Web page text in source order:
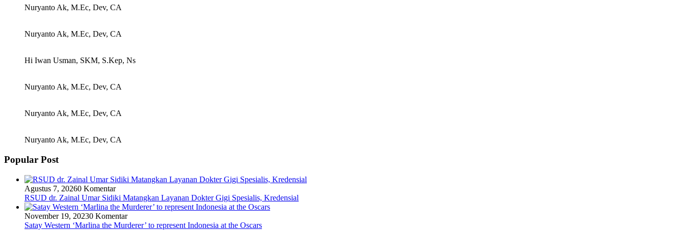
Nuryanto Ak, M.Ec, Dev, CA
Nuryanto Ak, M.Ec, Dev, CA
Hi Iwan Usman, SKM, S.Kep, Ns
Nuryanto Ak, M.Ec, Dev, CA
Nuryanto Ak, M.Ec, Dev, CA
Nuryanto Ak, M.Ec, Dev, CA
Popular Post
Agustus 7, 20260 Komentar
RSUD dr. Zainal Umar Sidiki Matangkan Layanan Dokter Gigi Spesialis, Kredensial
November 19, 20230 Komentar
Satay Western ‘Marlina the Murderer’ to represent Indonesia at the Oscars